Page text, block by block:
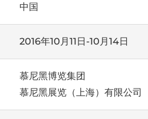
中国
2016年10月11日-10月14日
慕尼黑博览集团
慕尼黑展览（上海）有限公司